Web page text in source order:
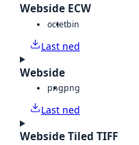
Webside ECW
octetbin
Last ned
Webside
pngpng
Last ned
Webside Tiled TIFF